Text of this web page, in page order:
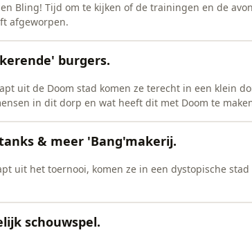
Bling! Tijd om te kijken of de trainingen en de
afgeworpen.
burgers.
uit de Doom stad komen ze terecht in een klein
in dit dorp en wat heeft dit met Doom te
& meer 'Bang'makerij.
uit het toernooi, komen ze in een dystopische
schouwspel.